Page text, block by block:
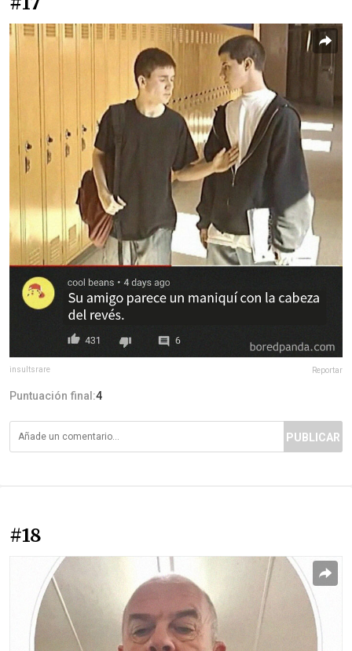
insultsrare Reportar
Puntuación final:4
PUBLICAR
#18